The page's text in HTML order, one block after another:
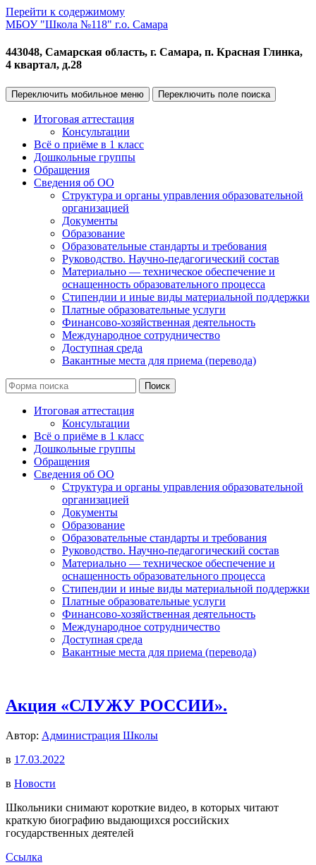
Перейти к содержимому
МБОУ "Школа №118" г.о. Самара
443048, Самарская область, г. Самара, п. Красная Глинка,
4 квартал, д.28
Переключить мобильное меню Переключить поле поиска
Итоговая аттестация
Консультации
Всё о приёме в 1 класс
Дошкольные группы
Обращения
Сведения об ОО
Структура и органы управления образовательной
организацией
Документы
Образование
Образовательные стандарты и требования
Руководство. Научно-педагогический состав
Материально — техническое обеспечение и
оснащенность образовательного процесса
Стипендии и иные виды материальной поддержки
Платные образовательные услуги
Финансово-хозяйственная деятельность
Международное сотрудничество
Доступная среда
Вакантные места для приема (перевода)
Поиск
Итоговая аттестация
Консультации
Всё о приёме в 1 класс
Дошкольные группы
Обращения
Сведения об ОО
Структура и органы управления образовательной
организацией
Документы
Образование
Образовательные стандарты и требования
Руководство. Научно-педагогический состав
Материально — техническое обеспечение и
оснащенность образовательного процесса
Стипендии и иные виды материальной поддержки
Платные образовательные услуги
Финансово-хозяйственная деятельность
Международное сотрудничество
Доступная среда
Вакантные места для приема (перевода)
Акция «СЛУЖУ РОССИИ».
Автор: Администрация Школы
в 17.03.2022
в Новости
Школьники снимают короткие видео, в которых читают
краткую биографию выдающихся российских
государственных деятелей
Ссылка